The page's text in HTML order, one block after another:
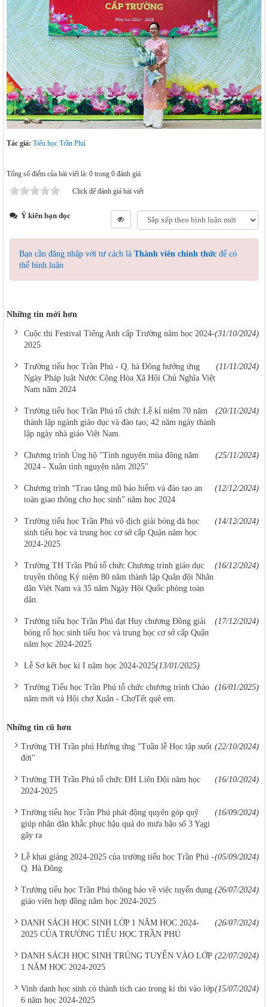
Tác giả: Tiểu học Trần Phú
Tổng số điểm của bài viết là: 0 trong 0 đánh giá
Click để đánh giá bài viết
Ý kiến bạn đọc
Bạn cần đăng nhập với tư cách là Thành viên chính thức để có
thể bình luận
Những tin mới hơn
Cuộc thi Festival Tiếng Anh cấp Trường năm học 2024-
2025
(31/10/2024)
Trường tiểu học Trần Phú - Q. hà Đông hưởng ứng
Ngày Pháp luật Nước Cộng Hòa Xã Hội Chủ Nghĩa Việt
Nam năm 2024
(11/11/2024)
Trường tiểu học Trần Phú tổ chức Lễ kỉ niệm 70 năm
thành lập ngành giáo dục và đào tạo; 42 năm ngày thành
lập ngày nhà giáo Việt Nam.
(20/11/2024)
Chương trình Ủng hộ "Tình nguyện mùa đông năm
2024 - Xuân tình nguyện năm 2025"
(25/11/2024)
Chương trình “Trao tặng mũ bảo hiểm và đào tạo an
toàn giao thông cho học sinh” năm học 2024
(12/12/2024)
Trường tiểu học Trần Phú vô địch giải bóng đá học
sinh tiểu học và trung học cơ sở cấp Quận năm học
2024-2025
(14/12/2024)
Trường TH Trần Phú tổ chức Chương trình giáo dục
truyền thông Kỷ niệm 80 năm thành lập Quân đội Nhân
dân Việt Nam và 35 năm Ngày Hội Quốc phòng toàn
dân.
(16/12/2024)
Trường tiểu học Trần Phú đạt Huy chương Đồng giải
bóng rổ học sinh tiểu học và trung học cơ sở cấp Quận
năm học 2024-2025
(17/12/2024)
Lễ Sơ kết học kì I năm học 2024-2025(13/01/2025)
Trường Tiểu học Trần Phú tổ chức chương trình Chào
năm mới và Hội chợ Xuân - ChợTết quê em.
(16/01/2025)
Những tin cũ hơn
Trường TH Trần phú Hưởng ứng "Tuần lễ Học tập suốt
đời"
(22/10/2024)
Trường TH Trần Phú tổ chức ĐH Liên Đội năm học
2024-2025
(16/10/2024)
Trường tiểu học Trần Phú phát động quyên góp quỹ
giúp nhân dân khắc phục hậu quả do mưa bão số 3 Yagi
gây ra
(16/09/2024)
Lễ khai giảng 2024-2025 của trường tiểu học Trần Phú -
Q. Hà Đông
(05/09/2024)
Trường tiểu học Trần Phú thông báo về việc tuyển dụng
giáo viên hợp đồng năm học 2024-2025
(26/07/2024)
DANH SÁCH HỌC SINH LỚP 1 NĂM HỌC 2024-
2025 CỦA TRƯỜNG TIỂU HỌC TRẦN PHÚ
(26/07/2024)
DANH SÁCH HỌC SINH TRÚNG TUYỂN VÀO LỚP
1 NĂM HỌC 2024-2025
(22/07/2024)
Vinh danh học sinh có thành tích cao trong kì thi vào lớp
6 năm học 2024-2025
(15/07/2024)